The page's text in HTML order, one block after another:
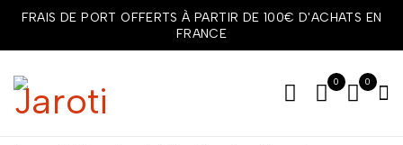
FRAIS DE PORT OFFERTS À PARTIR DE 100€ D'ACHATS EN
FRANCE
0 0